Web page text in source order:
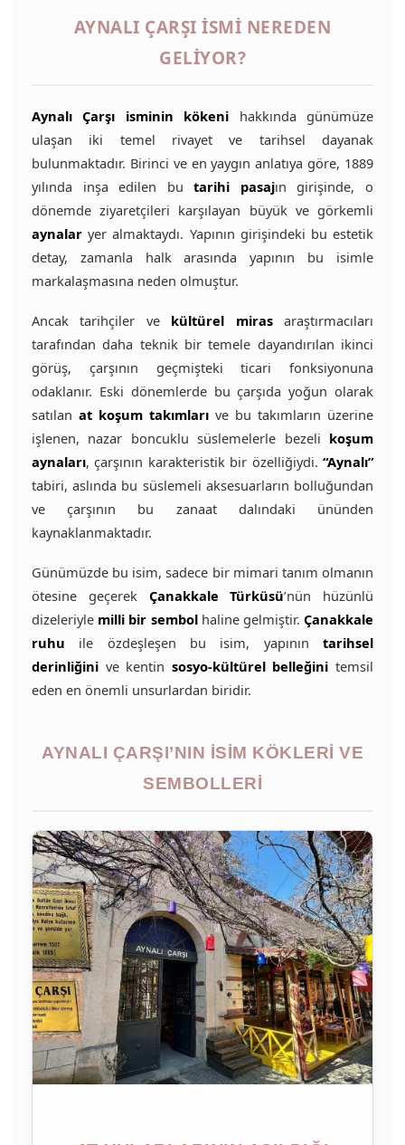
AYNALI ÇARŞI İSMI NEREDEN
GELIYOR?
Aynalı Çarşı isminin kökeni hakkında günümüze
ulaşan iki temel rivayet ve tarihsel dayanak
bulunmaktadır. Birinci ve en yaygın anlatıya göre, 1889
yılında inşa edilen butarihi pasajın girişinde, o
dönemde ziyaretçileri karşılayan büyük ve görkemli
aynalar yer almaktaydı. Yapının girişindeki bu estetik
detay, zamanla halk arasında yapının bu isimle
markalaşmasına neden olmuştur.
Ancak tarihçiler ve kültürel mirasaraştırmacıları
tarafından daha teknik bir temele dayandırılan ikinci
görüş, çarşının geçmişteki ticari fonksiyonuna
odaklanır. Eski dönemlerde bu çarşıda yoğun olarak
satılan at koşum takımları ve bu takımların üzerine
işlenen, nazar boncuklu süslemelerle bezeli koşum
aynaları, çarşının karakteristik bir özelliğiydi. “Aynalı”
tabiri, aslında bu süslemeli aksesuarların bolluğundan
ve çarşının bu zanaat dalındaki ününden
kaynaklanmaktadır.
Günümüzde bu isim, sadece bir mimari tanım olmanın
ötesine geçerek Çanakkale Türküsü’nün hüzünlü
dizeleriyle milli bir sembolhaline gelmiştir.Çanakkale
ruhu ile özdeşleşen bu isim, yapının tarihsel
derinliğini ve kentin sosyo-kültürel belleğini temsil
eden en önemli unsurlardan biridir.
AYNALI ÇARŞI’NIN İSIM KÖKLERI VE
SEMBOLLERI